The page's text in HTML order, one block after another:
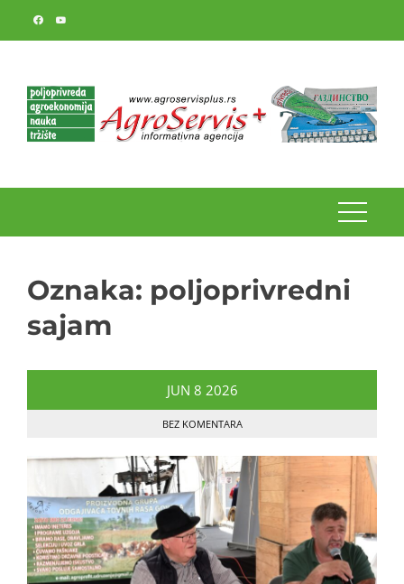
Oznaka: poljoprivredni
sajam
JUN 8 2026
BEZ KOMENTARA